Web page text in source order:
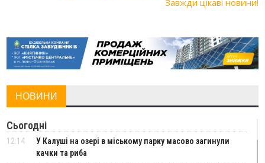
НОВИНИ
Сьогодні
12:14
У Калуші на озері в міському парку масово загинули
качки та риба